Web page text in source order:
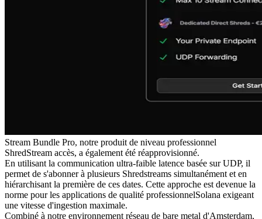
Stream Bundle Pro, notre produit de niveau professionnel
ShredStream accès, a également été réapprovisionné.
En utilisant la communication ultra-faible latence basée sur UDP, il
permet de s'abonner à plusieurs Shredstreams simultanément et en
hiérarchisant la première de ces dates. Cette approche est devenue la
norme pour les applications de qualité professionnelSolana exigeant
une vitesse d'ingestion maximale.
Combiné à notre environnement réseau de bare metal d'Amsterdam,